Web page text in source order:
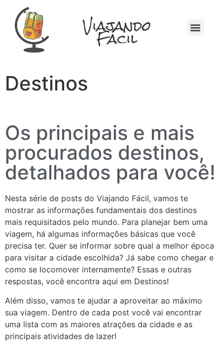
Viajando
Fácil
Destinos
Os principais e mais
procurados destinos,
detalhados para você!
Nesta série de posts do Viajando Fácil, vamos te
mostrar as informações fundamentais dos destinos
mais requisitados pelo mundo. Para planejar bem uma
viagem, há algumas informações básicas que você
precisa ter. Quer se informar sobre qual a melhor época
para visitar a cidade escolhida? Já sabe como chegar e
como se locomover internamente? Essas e outras
respostas, você encontra aqui em Destinos!
Além disso, vamos te ajudar a aproveitar ao máximo
sua viagem. Dentro de cada post você vai encontrar
uma lista com as maiores atrações da cidade e as
principais atividades de lazer!